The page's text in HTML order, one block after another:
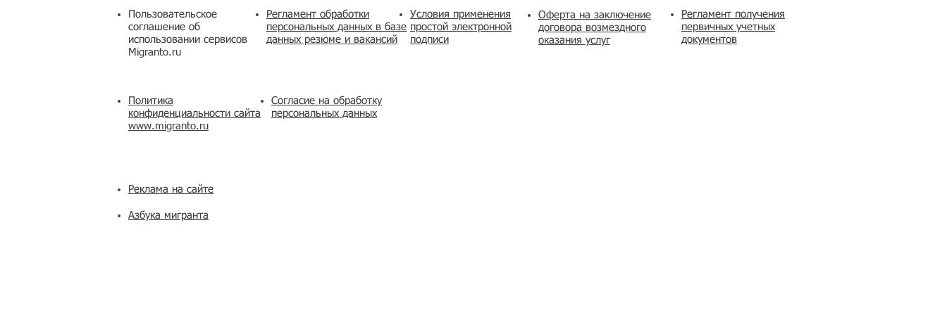
Пользовательское
соглашение об
использовании сервисов
Migranto.ru
Регламент обработки
персональных данных в базе
данных резюме и вакансий
Политика
конфиденциальности сайта
www.migranto.ru
Согласие на обработку
персональных данных
Реклама на сайте
Азбука мигранта
Условия применения
простой электронной
подписи
​Оферта на заключение
договора возмездного
оказания услуг
Регламент получения
первичных учетных
документов